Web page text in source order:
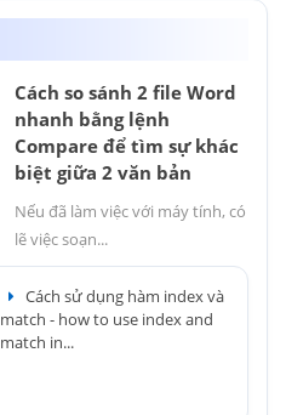
Cách so sánh 2 file Word
nhanh bằng lệnh
Compare để tìm sự khác
biệt giữa 2 văn bản
Nếu đã làm việc với máy tính, có
lẽ việc soạn...
Cách sử dụng hàm index và
match - how to use index and
match in...